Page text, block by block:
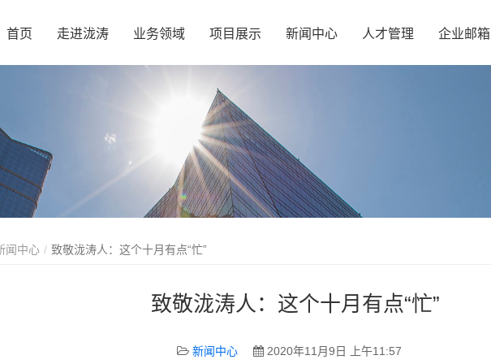
首页 走进泷涛 业务领域 项目展示 新闻中心 人才管理 企业邮箱
闻中心 致敬泷涛人：这个十月有点“忙”
致敬泷涛人：这个十月有点“忙”
新闻中心 2020年11月9日 上午11:57